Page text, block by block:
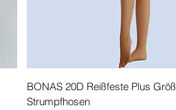
Schnellansicht
BONAS 20D Reißfeste Plus
Strumpfhosen